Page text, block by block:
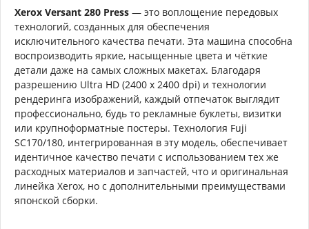
Xerox Versant 280 Press — это воплощение передовых
технологий, созданных для обеспечения
исключительного качества печати. Эта машина способна
воспроизводить яркие, насыщенные цвета и чёткие
детали даже на самых сложных макетах. Благодаря
разрешению Ultra HD (2400 x 2400 dpi) и технологии
рендеринга изображений, каждый отпечаток выглядит
профессионально, будь то рекламные буклеты, визитки
или крупноформатные постеры. Технология Fuji
SC170/180, интегрированная в эту модель, обеспечивает
идентичное качество печати с использованием тех же
расходных материалов и запчастей, что и оригинальная
линейка Xerox, но с дополнительными преимуществами
японской сборки.